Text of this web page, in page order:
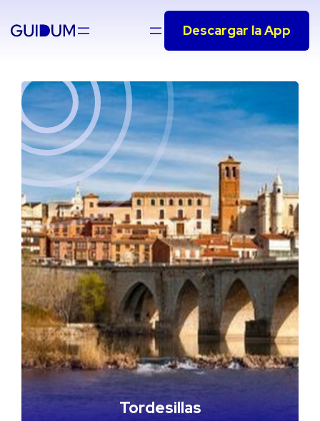
Saltar
Descargar la App
Tordesillas